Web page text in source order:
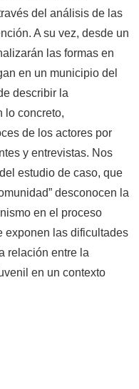
del análisis de las
A su vez, desde un
las formas en
en un municipio del
describir la
lo concreto,
de los actores por
y entrevistas. Nos
estudio de caso, que
desconocen la
en el proceso
exponen las dificultades
relación entre la
en un contexto